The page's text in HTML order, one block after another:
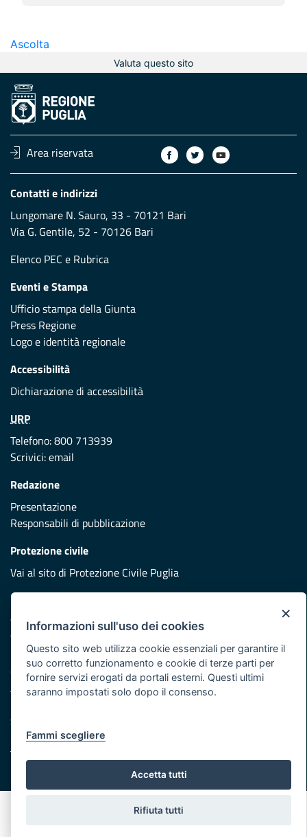
Ascolta
Valuta questo sito
Area riservata
Contatti e indirizzi
Lungomare N. Sauro, 33 - 70121 Bari
Via G. Gentile, 52 - 70126 Bari
Elenco PEC e Rubrica
Eventi e Stampa
Ufficio stampa della Giunta
Press Regione
Logo e identità regionale
Accessibilità
Dichiarazione di accessibilità
URP
Telefono: 800 713939
Scrivici:email
Redazione
Presentazione
Responsabili di pubblicazione
Protezione civile
Vai al sito di Protezione Civile Puglia
Iniziativa finanziata con risorse del POR Puglia 2014/2020 -
Asse XI
Note legali
Cookie e privacy
Atti di notifica
Servizi Intranet
© Regione Puglia
×
Informazioni sull'uso dei cookies
Questo sito web utilizza cookie essenziali per garantire il
suo corretto funzionamento e cookie di terze parti per
fornire servizi erogati da portali esterni. Questi ultimi
saranno impostati solo dopo il consenso.
Fammi scegliere
Accetta tutti
Rifiuta tutti